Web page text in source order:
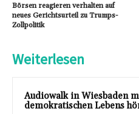
Börsen reagieren verhalten auf
neues Gerichtsurteil zu Trumps-
Zollpolitik
Weiterlesen
Audiowalk in Wiesbaden
demokratischen Lebens